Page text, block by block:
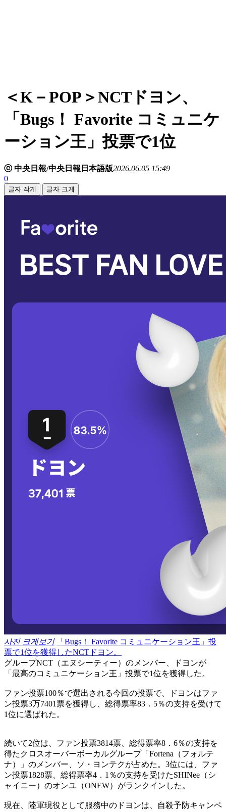
＜K－POP＞NCTドヨン、
「Bugs！ Favorite コミュニケ
ーション王」投票で1位
ⓒ 中央日報/中央日報日本語版2026.06.05 15:49
0
글자 작게 글자 크게
사진 크게보기
「Bugs！ Favorite コミュニケーション王」投
票で1位を獲得したNCTドヨン。
グループNCT（エヌシーティー）のメンバー、ドヨンが
「最高のコミュニケーション王」投票で1位を獲得した。
ファン投票100％で選出される今回の投票で、ドヨンはファ
ン投票3万7401票を獲得し、総得票率83．5％の支持を受けて
1位に選ばれた。
続いて2位は、ファン投票3814票、総得票率8．6％の支持を
得たクロスオーバーボーカルグループ「Fortena（フォルテ
ナ）」のメンバー、ソ・ヨンテクが占めた。3位には、ファ
ン投票1828票、総得票率4．1％の支持を受けたSHINee（シ
ャイニー）のオンユ（ONEW）がランクインした。
現在、陸軍現役として服務中のドヨンは、自殺予防キャンペ